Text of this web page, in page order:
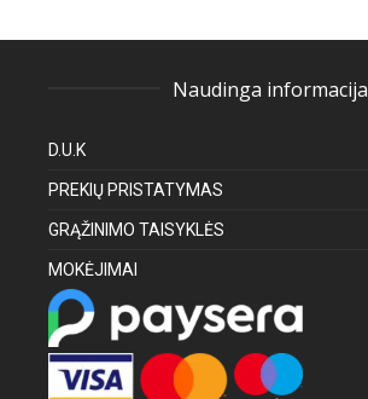
Naudinga informacija
D.U.K
PREKIŲ PRISTATYMAS
GRĄŽINIMO TAISYKLĖS
MOKĖJIMAI